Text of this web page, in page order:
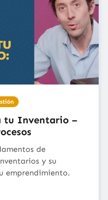
tu Inventario –
de
y su
emprendimiento.